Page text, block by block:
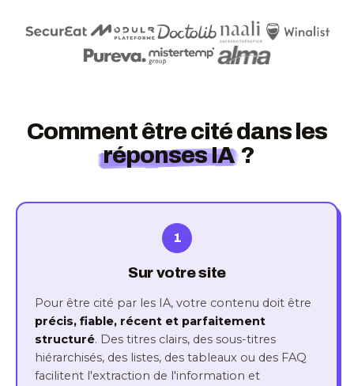
Comment être cité dans les
réponses IA?
1
Sur votre site
Pour être cité par les IA, votre contenu doit être
précis, fiable, récent et parfaitement
structuré. Des titres clairs, des sous-titres
hiérarchisés, des listes, des tableaux ou des FAQ
facilitent l'extraction de l'information et